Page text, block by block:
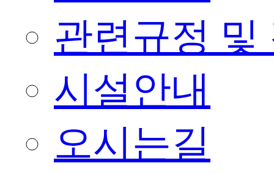
관련규정 및
시설안내
오시는길